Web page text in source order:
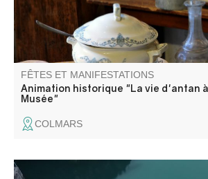
FÊTES ET MANIFESTATIONS
Animation historique "La vie d'antan
Musée"
COLMARS